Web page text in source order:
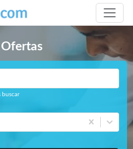
Ofertas
buscar